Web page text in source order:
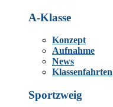
A-Klasse
Konzept
Aufnahme
News
Klassenfahrten
Sportzweig